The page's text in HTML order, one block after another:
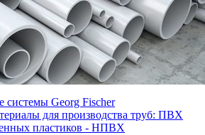
системы Georg Fischer
для производства труб: ПВХ
пластиков - НПВХ